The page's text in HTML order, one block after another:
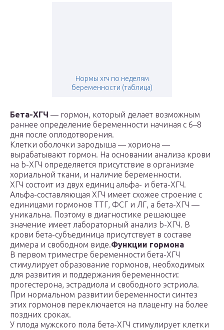
Нормы хгч по неделям
беременности (таблица)
Бета-ХГЧ — гормон, который делает возможным
раннее определение беременности начиная с 6–8
дня после оплодотворения.
Клетки оболочки зародыша — хориона —
вырабатывают гормон. На основании анализа крови
на b-ХГЧ определяется присутствие в организме
хориальной ткани, и наличие беременности.
ХГЧ состоит из двух единиц альфа- и бета-ХГЧ.
Альфа-составляющая ХГЧ имеет схожее строение с
единицами гормонов ТТГ, ФСГ и ЛГ, а бета-ХГЧ —
уникальна. Поэтому в диагностике решающее
значение имеет лабораторный анализ b-ХГЧ. В
крови бета-субъединица присутствует в составе
димера и свободном виде.Функции гормона
В первом триместре беременности бета-ХГЧ
стимулирует образование гормонов, необходимых
для развития и поддержания беременности:
прогестерона, эстрадиола и свободного эстриола.
При нормальном развитии беременности синтез
этих гормонов переключается на плаценту на более
поздних сроках.
У плода мужского пола бета-ХГЧ стимулирует клетки